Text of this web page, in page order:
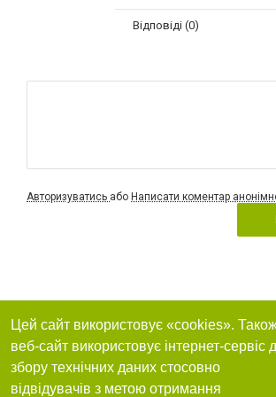
Відповіді (0)
Авторизуватись або Написати коментар
Цей сайт використовує «cookies».
веб-сайт використовує інтернет-сервіс
збору технічних даних стосовно
відвідувачів з метою отримання